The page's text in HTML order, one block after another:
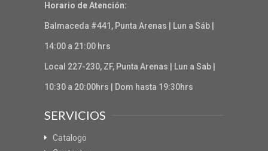
Horario de Atención:
Balmaceda #441, Punta Arenas | Lun a Sáb |
14:00 a 21:00 hrs
Local 227-230, ZF, Punta Arenas | Lun a Sab |
10:30 a 20:00hrs | Dom hasta 19:30hrs
SERVICIOS
Catalogo